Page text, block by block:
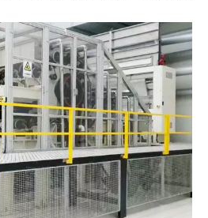
instrumentos del
vale la pena comprar una
está el esquema: ¿Qué